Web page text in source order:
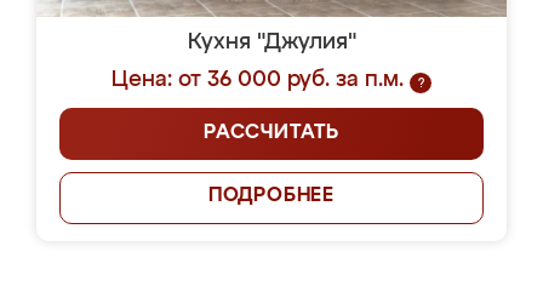
Кухня "Джулия"
Цена: от 36 000 руб. за п.м.
?
РАССЧИТАТЬ
ПОДРОБНЕЕ